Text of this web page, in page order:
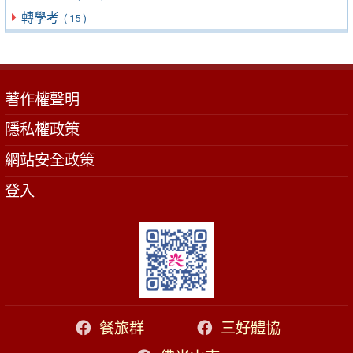
轉學考 ( 15 )
著作權聲明
隱私權政策
網站安全政策
登入
餐旅群
三好體協